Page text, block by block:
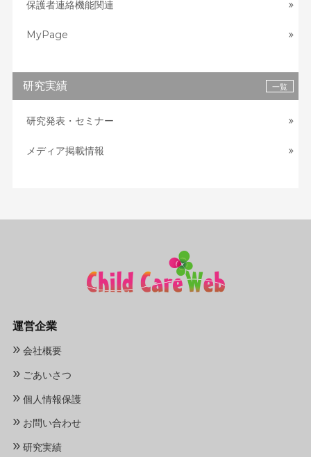
保護者連絡機能関連
MyPage
研究実績 一覧
研究発表・セミナー
メディア掲載情報
運営企業
» 会社概要
» ごあいさつ
» 個人情報保護
» お問い合わせ
» 研究実績